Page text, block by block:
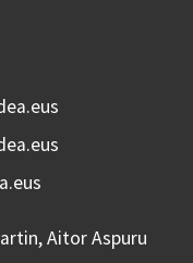
Aitor Aspuru